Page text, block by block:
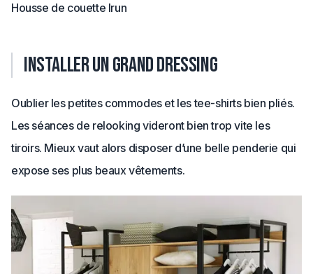
Housse de couette Irun
Installer un grand dressing
Oublier les petites commodes et les tee-shirts bien pliés.
Les séances de relooking videront bien trop vite les
tiroirs. Mieux vaut alors disposer d’une belle penderie qui
expose ses plus beaux vêtements.